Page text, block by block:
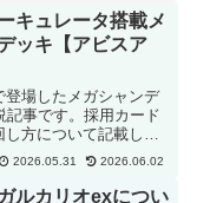
キュレータ搭載メ
ッキ【アビスア
登場したメガシャンデ
記事です。採用カード
方について記載して
2026.05.31 2026.06.02
ルカリオexについ